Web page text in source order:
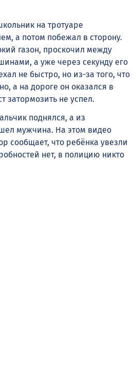
на тротуаре
а потом побежал в сторону.
газон, проскочил между
а уже через секунду его
не быстро, но из-за того, что
а на дороге он оказался в
затормозить не успел.
поднялся, а из
мужчина. На этом видео
сообщает, что ребёнка увезли
нет, в полицию никто